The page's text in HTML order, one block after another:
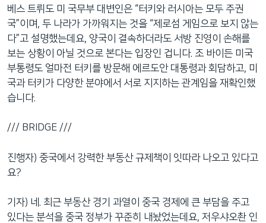
베스 트뤼도 미 국무부 대변인은 “터키와 러시아는 모두 주권
국”이며, 두 나라가 가까워지는 것을 “제로섬 게임으로 보지 않는
다”고 설명했는데요, 양국이 결속하더라도 서방 진영이 손해를
보는 상황이 아닐 것으로 본다는 입장인 겁니다. 조 바이든 미국
부통령도 얼마전 터키를 방문해 에르도안 대통령과 회담하고, 미
국과 터키가 다양한 분야에서 서로 지지하는 관계임을 재확인했
습니다.
/// BRIDGE ///
진행자) 중국에서 강력한 부동산 규제책이 잇따라 나오고 있다고
요?
기자) 네. 최근 부동산 경기 과열이 중국 경제에 큰 부담을 주고
있다는 분석을 중국 정부가 꾸준히 내놨었는데요, 저우샤오촨 인